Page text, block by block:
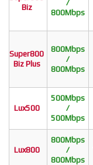
Biz
/
800Mbps
Super800
Biz Plus
800Mbps
/
800Mbps
Lux500
500Mbps
/
500Mbps
Lux800
800Mbps
/
800Mbps